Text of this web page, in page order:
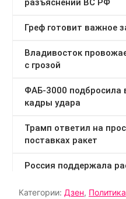
Категории: Дзен, Политика